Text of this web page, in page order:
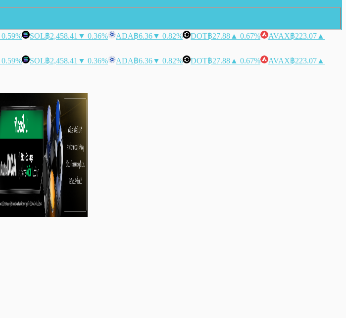
SOL฿2,458.41 ▼ 0.36% ADA฿6.36▼ 0.82% DOT฿27.88 ▲ 0.67% AVAX฿223.07 ▲
SOL฿2,458.41 ▼ 0.36% ADA฿6.36▼ 0.82% DOT฿27.88 ▲ 0.67% AVAX฿223.07 ▲